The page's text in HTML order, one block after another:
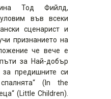
Тод Фийлд,
във всеки
сценарист и
признанието на
че вече е
за Най-добър
за предишните си
(In the
(Little Children).